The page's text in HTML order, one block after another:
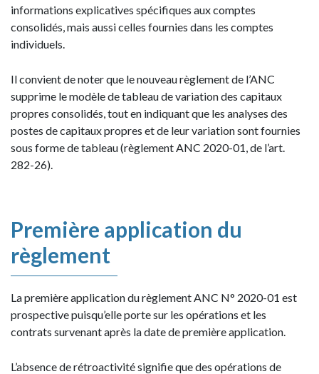
informations explicatives spécifiques aux comptes
consolidés, mais aussi celles fournies dans les comptes
individuels.
Il convient de noter que le nouveau règlement de l’ANC
supprime le modèle de tableau de variation des capitaux
propres consolidés, tout en indiquant que les analyses des
postes de capitaux propres et de leur variation sont fournies
sous forme de tableau (règlement ANC 2020-01, de l’art.
282-26).
Première application du
règlement
La première application du règlement ANC N° 2020-01 est
prospective puisqu’elle porte sur les opérations et les
contrats survenant après la date de première application.
L’absence de rétroactivité signifie que des opérations de